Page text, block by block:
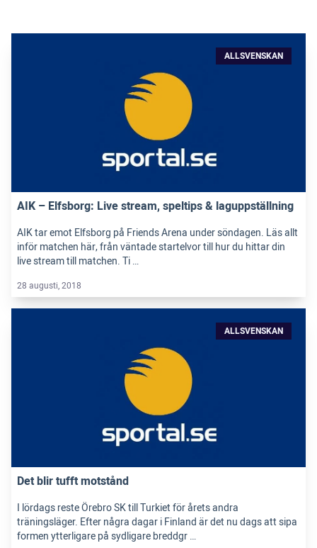
ALLSVENSKAN
AIK – Elfsborg: Live stream, speltips & laguppställning
AIK tar emot Elfsborg på Friends Arena under söndagen. Läs allt
inför matchen här, från väntade startelvor till hur du hittar din
live stream till matchen. Ti …
28 augusti, 2018
ALLSVENSKAN
Det blir tufft motstånd
I lördags reste Örebro SK till Turkiet för årets andra
träningsläger. Efter några dagar i Finland är det nu dags att sipa
formen ytterligare på sydligare breddgr …